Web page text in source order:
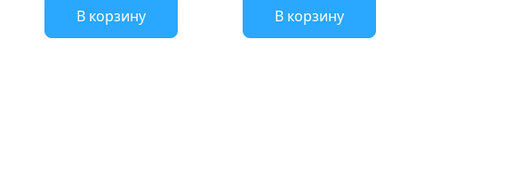
В корзину В корзину